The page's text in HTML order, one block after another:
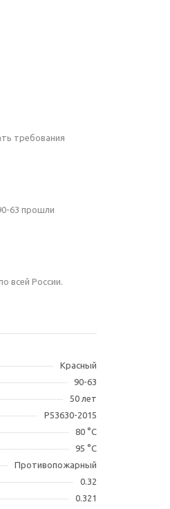
требования
63 прошли
всей России.
Красный
90-63
50 лет
Р53630-2015
80 °С
95 °С
Противопожарный
0.32
0.321